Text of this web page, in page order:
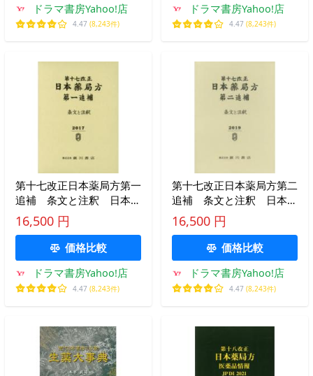
ドラマ書房Yahoo!店
4.47 (8,243件)
ドラマ書房Yahoo!店
4.47 (8,243件)
第十七改正日本薬局方第一
追補 条文と注釈 日本薬
局方解説書編集委員会/編
16,500 円
価格比較
ドラマ書房Yahoo!店
4.47 (8,243件)
第十七改正日本薬局方第二
追補 条文と注釈 日本薬
局方解説書編集委員会/編
16,500 円
価格比較
ドラマ書房Yahoo!店
4.47 (8,243件)